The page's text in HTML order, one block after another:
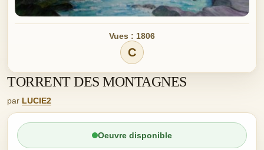
Vues : 1806
C
TORRENT DES MONTAGNES
par LUCIE2
Oeuvre disponible